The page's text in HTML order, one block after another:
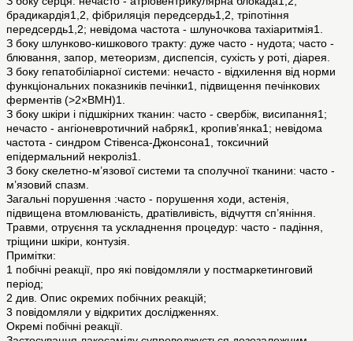
брадикардія1,2, фібриляція передсердь1,2, тріпотіння
передсердь1,2; невідома частота - шлуночкова тахіаритмія1.
З боку шлунково-кишкового тракту: дуже часто - нудота; часто -
блювання, запор, метеоризм, диспепсія, сухість у роті, діарея.
З боку гепатобіліарної системи: нечасто - відхилення від норми
функціональних показників печінки1, підвищення печінкових
ферментів (>2×ВМН)1.
З боку шкіри і підшкірних тканин: часто - свербіж, висипання1;
нечасто - ангіоневротичний набряк1, кропив’янка1; невідома
частота - синдром Стівенса-Джонсона1, токсичний
епідермальний некроліз1.
З боку скелетно-м’язової системи та сполучної тканини: часто -
м’язовий спазм.
Загальні порушення :часто - порушення ходи, астенія,
підвищена втомлюваність, дратівливість, відчуття сп’яніння.
Травми, отруєння та ускладнення процедур: часто - падіння,
тріщини шкіри, контузія.
Примітки:
1 побічні реакції, про які повідомляли у постмаркетинговий
період;
2 див. Опис окремих побічних реакцій;
3 повідомляли у відкритих дослідженнях.
Окремі побічні реакції.